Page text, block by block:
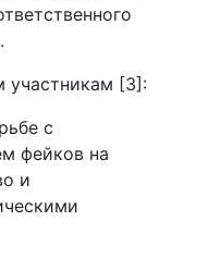
участникам [3]:
с
фейков на
и